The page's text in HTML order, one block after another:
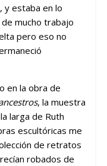
y estaba en lo
mucho trabajo
pero eso no
en la obra de
, la muestra
larga de Ruth
escultóricas me
de retratos
robados de